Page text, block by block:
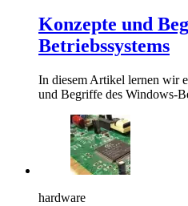
Konzepte und
Betriebssystems
In diesem Artikel lernen wir
und Begriffe des Windows-
hardware